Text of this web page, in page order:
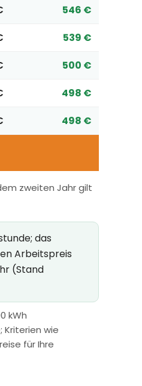
546 €
539 €
500 €
498 €
498 €
zweiten Jahr gilt
das
Arbeitspreis
(Stand
kWh
Kriterien wie
für Ihre